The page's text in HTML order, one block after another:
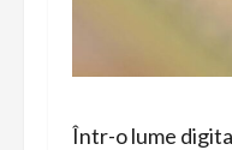
Într-o lume